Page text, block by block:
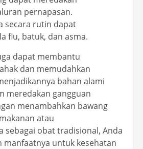
pernapasan.
secara rutin dapat
flu, batuk, dan asma.
dapat membantu
dan memudahkan
bahan alami
meredakan gangguan
menambahkan bawang
atau
sebagai obat tradisional, Anda
manfaatnya untuk kesehatan